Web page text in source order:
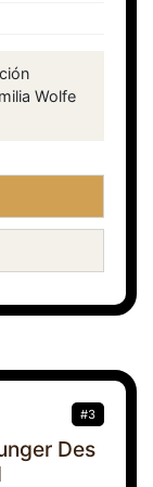
Wolfe
#3
Des